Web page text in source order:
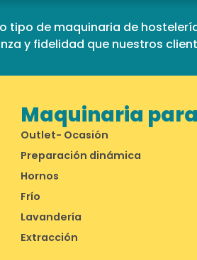
tipo de maquinaria de
y fidelidad que nuestros
Maquinaria
Outlet- Ocasión
Preparación dinámica
Hornos
Frío
Lavandería
Extracción